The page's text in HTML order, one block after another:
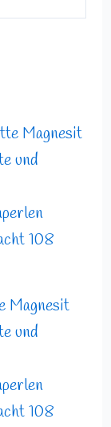
Magnesit
und
108